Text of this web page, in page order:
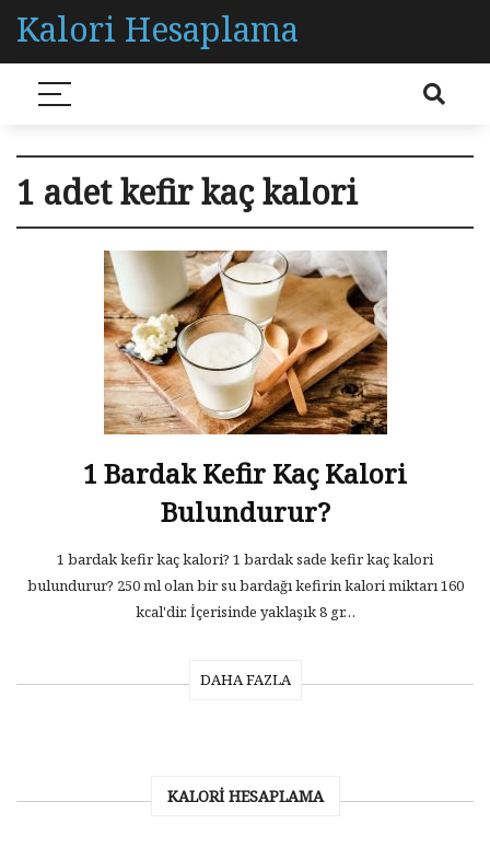
Kalori Hesaplama
1 adet kefir kaç kalori
1 Bardak Kefir Kaç Kalori
Bulundurur?
1 bardak kefir kaç kalori? 1 bardak sade kefir kaç kalori
bulundurur? 250 ml olan bir su bardağı kefirin kalori miktarı 160
kcal'dir. İçerisinde yaklaşık 8 gr…
DAHA FAZLA
KALORI HESAPLAMA